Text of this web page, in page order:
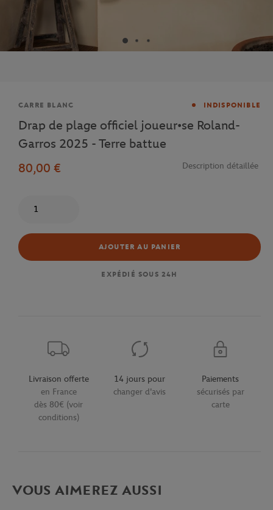
Marque
CARRE BLANC INDISPONIBLE
Drap de plage officiel joueur•se Roland-
Garros 2025 - Terre battue
80,00 €
Description détaillée
AJOUTER AU PANIER
EXPÉDIÉ SOUS 24H
Livraison offerte
en France
dès 80€ (voir
conditions)
14 jours pour
changer d'avis
Paiements
sécurisés par
carte
VOUS AIMEREZ AUSSI